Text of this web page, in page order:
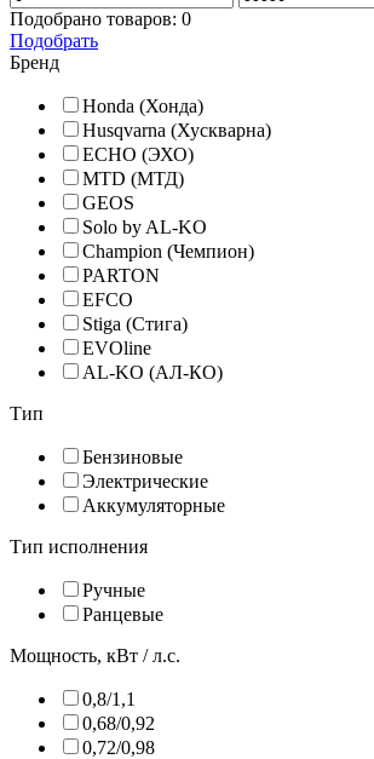
Подобрано товаров: 0
Подобрать
Бренд
Honda (Хонда)
Husqvarna (Хускварна)
ECHO (ЭХО)
MTD (МТД)
GEOS
Solo by AL-KO
Champion (Чемпион)
PARTON
EFCO
Stiga (Стига)
EVOline
AL-KO (АЛ-КО)
Тип
Бензиновые
Электрические
Аккумуляторные
Тип исполнения
Ручные
Ранцевые
Мощность, кВт / л.с.
0,8/1,1
0,68/0,92
0,72/0,98